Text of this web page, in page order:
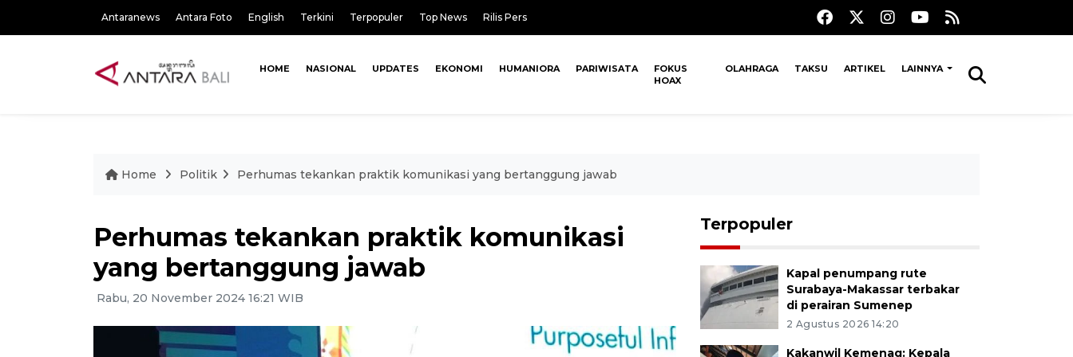
Antaranews Antara Foto English Terkini Terpopuler Top News Rilis Pers
HOME NASIONAL UPDATES EKONOMI HUMANIORA PARIWISATA
FOKUS
HOAX
OLAHRAGA TAKSU ARTIKEL LAINNYA
Home Politik Perhumas tekankan praktik komunikasi yang bertanggung jawab
Perhumas tekankan praktik komunikasi
yang bertanggung jawab
Rabu, 20 November 2024 16:21 WIB
Terpopuler
Kapal penumpang rute
Surabaya-Makassar terbakar
di perairan Sumenep
2 Agustus 2026 14:20
Kakanwil Kemenag: Kepala